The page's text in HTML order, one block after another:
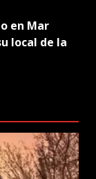
en Mar
local de la